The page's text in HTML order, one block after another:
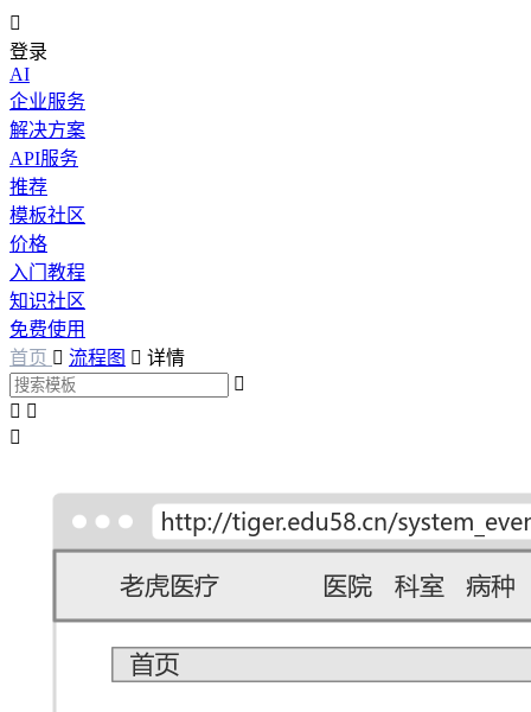

登录
AI
企业服务
解决方案
API服务
推荐
模板社区
价格
入门教程
知识社区
免费使用
首页  流程图  详情

 
